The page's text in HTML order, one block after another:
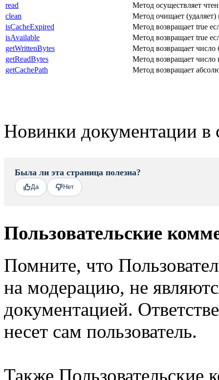
read
Метод осуществляет
clean
Метод очищает
isCacheExpired
Метод возвращает true
isAvailable
Метод возвращает true
getWrittenBytes
Метод возвращает
getReadBytes
Метод возвращает
getCachePath
Метод возвращает
Новинки документации в
Была ли эта страница полезна?
Да Нет
Пользовательские
Помните, что
на модерацию, не
документацией.
несет сам пользователь.
Также Пользовательские